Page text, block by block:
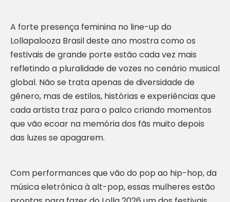
A forte presença feminina no line-up do
Lollapalooza Brasil deste ano mostra como os
festivais de grande porte estão cada vez mais
refletindo a pluralidade de vozes no cenário musical
global. Não se trata apenas de diversidade de
gênero, mas de estilos, histórias e experiências que
cada artista traz para o palco criando momentos
que vão ecoar na memória dos fãs muito depois
das luzes se apagarem.
Com performances que vão do pop ao hip-hop, da
música eletrônica à alt-pop, essas mulheres estão